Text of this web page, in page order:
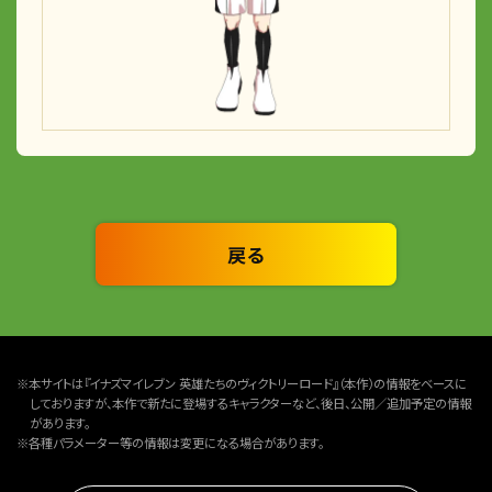
戻る
※本サイトは『イナズマイレブン 英雄たちのヴィクトリーロード』（本作）の情報をベースに
しておりますが、本作で新たに登場するキャラクターなど、後日、公開／追加予定の情報
があります。
※各種パラメーター等の情報は変更になる場合があります。